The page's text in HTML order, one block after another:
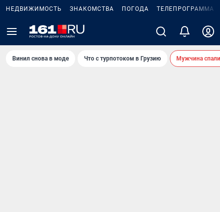
НЕДВИЖИМОСТЬ ЗНАКОМСТВА ПОГОДА ТЕЛЕПРОГРАММА
Винил снова в моде Что с турпотоком в Грузию Мужчина